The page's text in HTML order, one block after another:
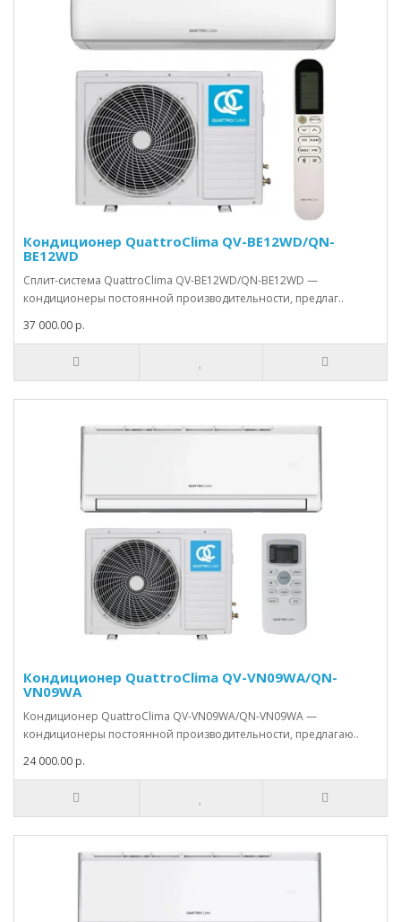
Кондиционер QuattroClima QV-BE12WD/QN-
BE12WD
Сплит-система QuattroClima QV-BE12WD/QN-BE12WD —
кондиционеры постоянной производительности, предлаг..
37 000.00 р.
Кондиционер QuattroClima QV-VN09WA/QN-
VN09WA
Кондиционер QuattroClima QV-VN09WA/QN-VN09WA —
кондиционеры постоянной производительности, предлагаю..
24 000.00 р.